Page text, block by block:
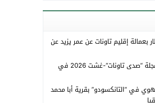
إقليم تاونات عن عمر يزيد عن
عدد جديد (434) من مجلة “صدى تاونات”-غشت 2026 في
في “التانكسودو” بقرية أبا محمد